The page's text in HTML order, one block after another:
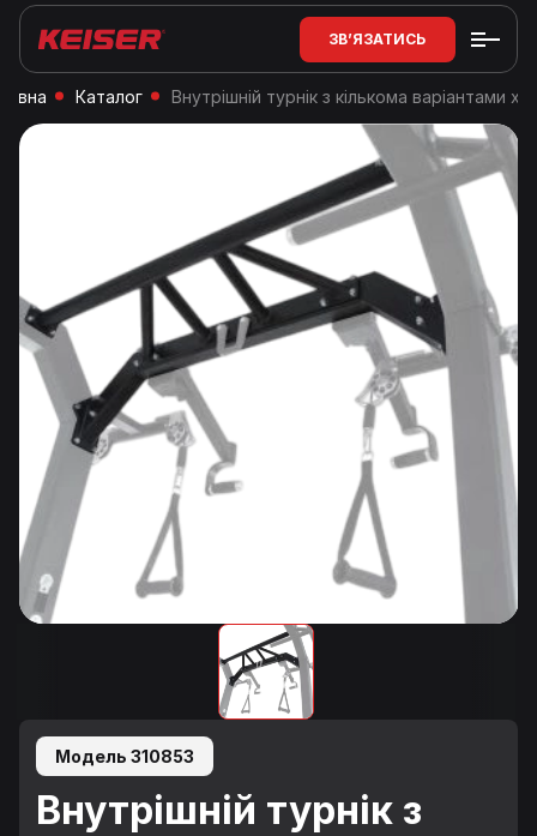
ЗВ’ЯЗАТИСЬ
Каталог Внутрішній турнік з кількома варіантами
Модель 310853
Внутрішній турнік з